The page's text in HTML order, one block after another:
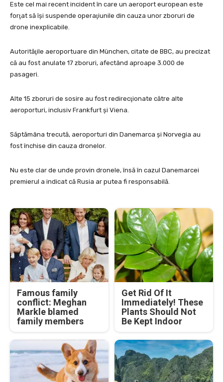
Este cel mai recent incident în care un aeroport european este
forţat să îşi suspende operaţiunile din cauza unor zboruri de
drone inexplicabile.
Autorităţile aeroportuare din München, citate de BBC, au precizat
că au fost anulate 17 zboruri, afectând aproape 3.000 de
pasageri.
Alte 15 zboruri de sosire au fost redirecţionate către alte
aeroporturi, inclusiv Frankfurt şi Viena.
Săptămâna trecută, aeroporturi din Danemarca şi Norvegia au
fost închise din cauza dronelor.
Nu este clar de unde provin dronele, însă în cazul Danemarcei
premierul a indicat că Rusia ar putea fi responsabilă.
Famous family
conflict: Meghan
Markle blamed
family members
Get Rid Of It
Immediately! These
Plants Should Not
Be Kept Indoor